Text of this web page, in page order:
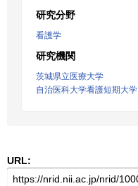
研究分野
看護学
研究機関
茨城県立医療大学
自治医科大学看護短期大学
URL: